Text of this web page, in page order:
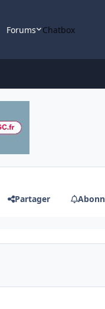
Forums Chatbox
Partager